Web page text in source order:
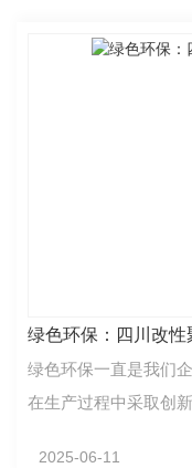
绿色环保：四川改
绿色环保一直是我们
在生产过程中采取创
2025-06-11